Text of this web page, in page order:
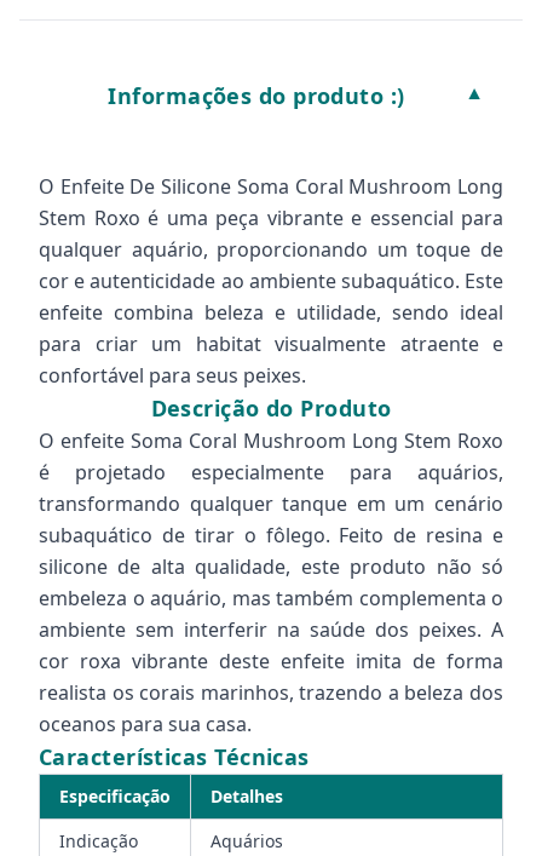
Informações do produto :) ▼
O Enfeite De Silicone Soma Coral Mushroom Long
Stem Roxo é uma peça vibrante e essencial para
qualquer aquário, proporcionando um toque de
cor e autenticidade ao ambiente subaquático. Este
enfeite combina beleza e utilidade, sendo ideal
para criar um habitat visualmente atraente e
confortável para seus peixes.
Descrição do Produto
O enfeite Soma Coral Mushroom Long Stem Roxo
é projetado especialmente para aquários,
transformando qualquer tanque em um cenário
subaquático de tirar o fôlego. Feito de resina e
silicone de alta qualidade, este produto não só
embeleza o aquário, mas também complementa o
ambiente sem interferir na saúde dos peixes. A
cor roxa vibrante deste enfeite imita de forma
realista os corais marinhos, trazendo a beleza dos
oceanos para sua casa.
Características Técnicas
Especificação
Detalhes
Indicação
Aquários